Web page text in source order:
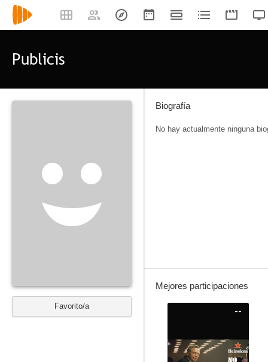
Publicis
Favorito/a
Biografía
No hay actualmente ninguna
Mejores participaciones
--